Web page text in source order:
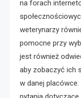
na forach
weterynarzy
pomocne przy
jest również
aby zobaczyć ich
w danej